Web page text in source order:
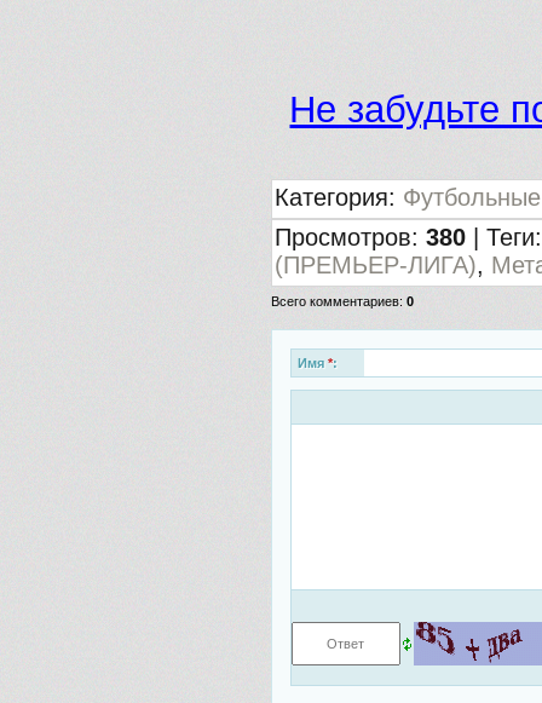
Не забудьте
Категория:
Просмотров: 380 Теги
(ПРЕМЬЕР-ЛИГА),
Всего комментариев: 0
Имя *: